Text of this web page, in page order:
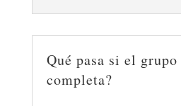
Qué pasa si el grupo
completa?